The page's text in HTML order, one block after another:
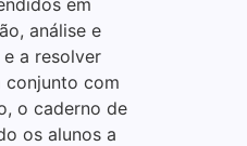
análise e
a resolver
conjunto com
o caderno de
os alunos a